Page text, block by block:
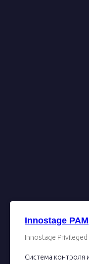
Innostage PAM
Innostage
Система контроля